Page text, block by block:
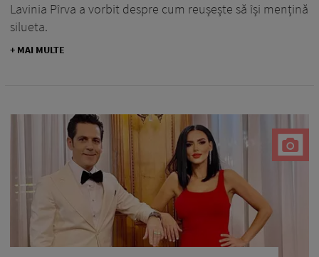
Lavinia Pîrva a vorbit despre cum reușește să își mențină
silueta.
+ MAI MULTE